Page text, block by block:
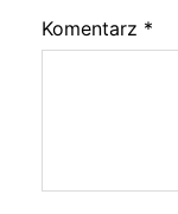
Komentarz *